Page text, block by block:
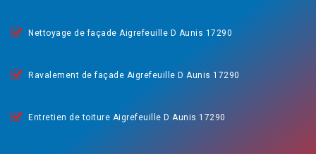
Nettoyage de façade Aigrefeuille D Aunis 17290
Ravalement de façade Aigrefeuille D Aunis 17290
Entretien de toiture Aigrefeuille D Aunis 17290